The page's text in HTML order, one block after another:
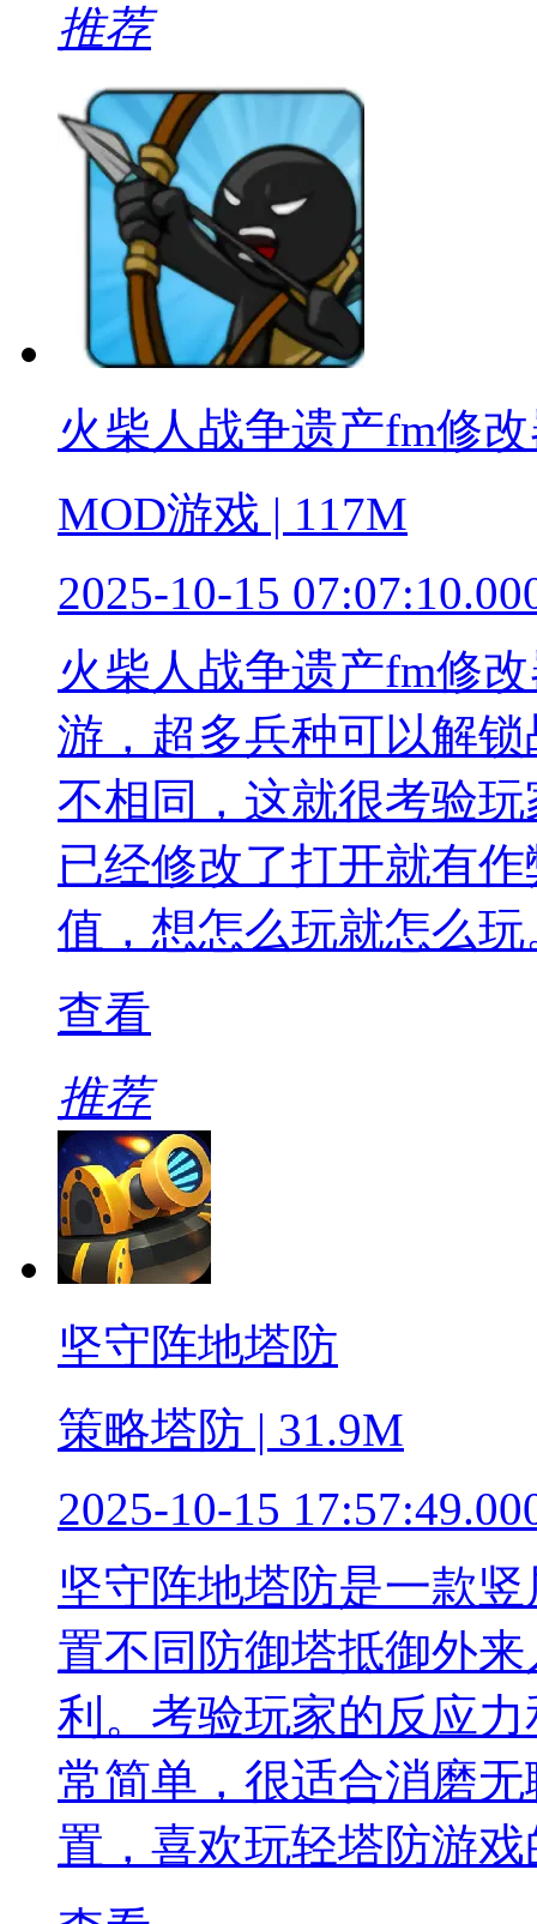
推荐
火柴人战争遗产fm修
MOD游戏 | 117M
2025-10-15
火柴人战争遗产fm修
游，超多兵种可以解
不相同，这就很考验
已经修改了打开就有
值，想怎么玩就怎么玩
查看
推荐
坚守阵地塔防
策略塔防 | 31.9M
2025-10-15
坚守阵地塔防是一款
置不同防御塔抵御外
利。考验玩家的反应
常简单，很适合消磨
置，喜欢玩轻塔防游